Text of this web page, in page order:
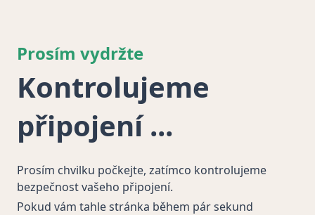
Prosím vydržte
Kontrolujeme
připojení
Prosím chvilku počkejte, zatímco kontrolujeme
bezpečnost vašeho připojení.
Pokud vám tahle stránka během pár sekund